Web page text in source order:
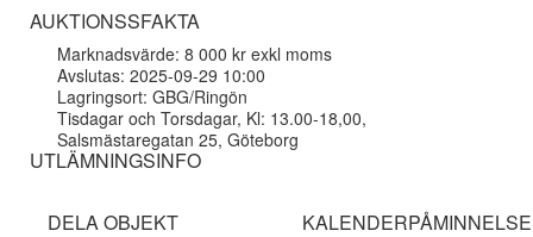
AUKTIONSSFAKTA
Marknadsvärde: 8 000 kr exkl moms
Avslutas: 2025-09-29 10:00
Lagringsort: GBG/Ringön
Tisdagar och Torsdagar, Kl: 13.00-18,00,
Salsmästaregatan 25, Göteborg
UTLÄMNINGSINFO
DELA OBJEKT KALENDERPÅMINNELSE